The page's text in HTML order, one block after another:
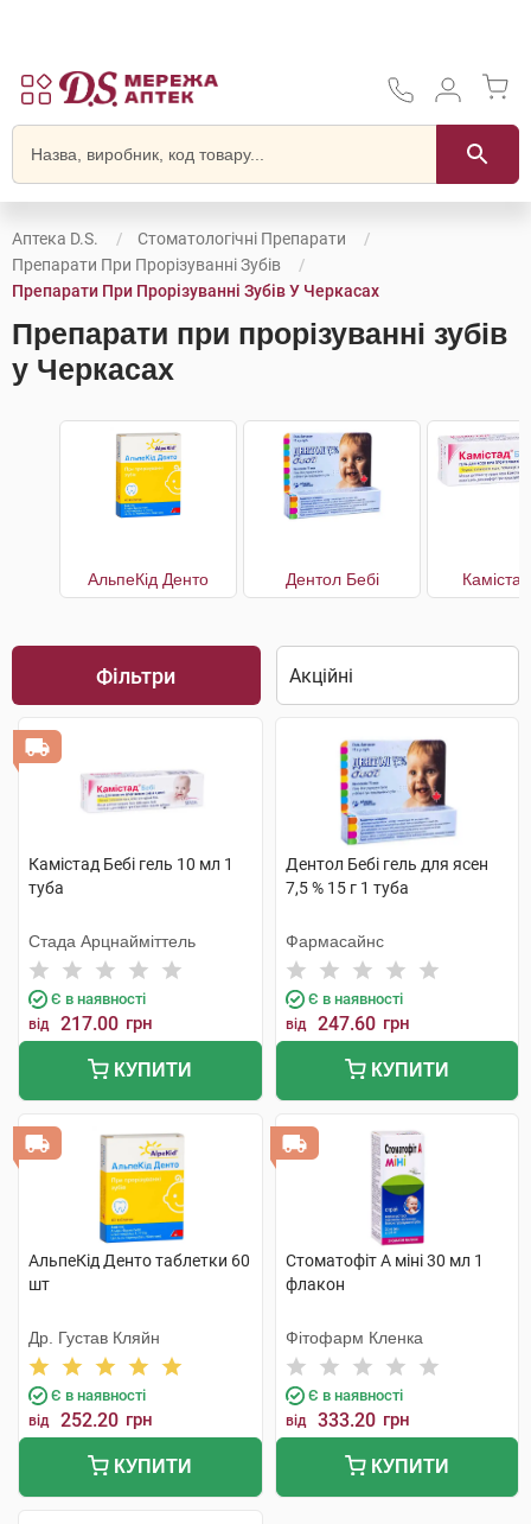
Аптека D.S.
Стоматологічні Препарати
Препарати При Прорізуванні Зубів
Препарати При Прорізуванні Зубів У Черкасах
Препарати при прорізуванні зубів
у Черкасах
АльпеКід Денто Дентол Бебі
Фільтри
Камістад Бебі гель 10 мл 1
туба
Стада Арцнайміттель
Є в наявності
від 217.00 грн
КУПИТИ
Дентол Бебі гель для ясен
7,5 % 15 г 1 туба
Фармасайнс
Є в наявності
від 247.60 грн
КУПИТИ
АльпеКід Денто таблетки 60
шт
Др. Густав Кляйн
Є в наявності
від 252.20 грн
КУПИТИ
Стоматофіт А міні 30 мл 1
флакон
Фітофарм Кленка
Є в наявності
від 333.20 грн
КУПИТИ